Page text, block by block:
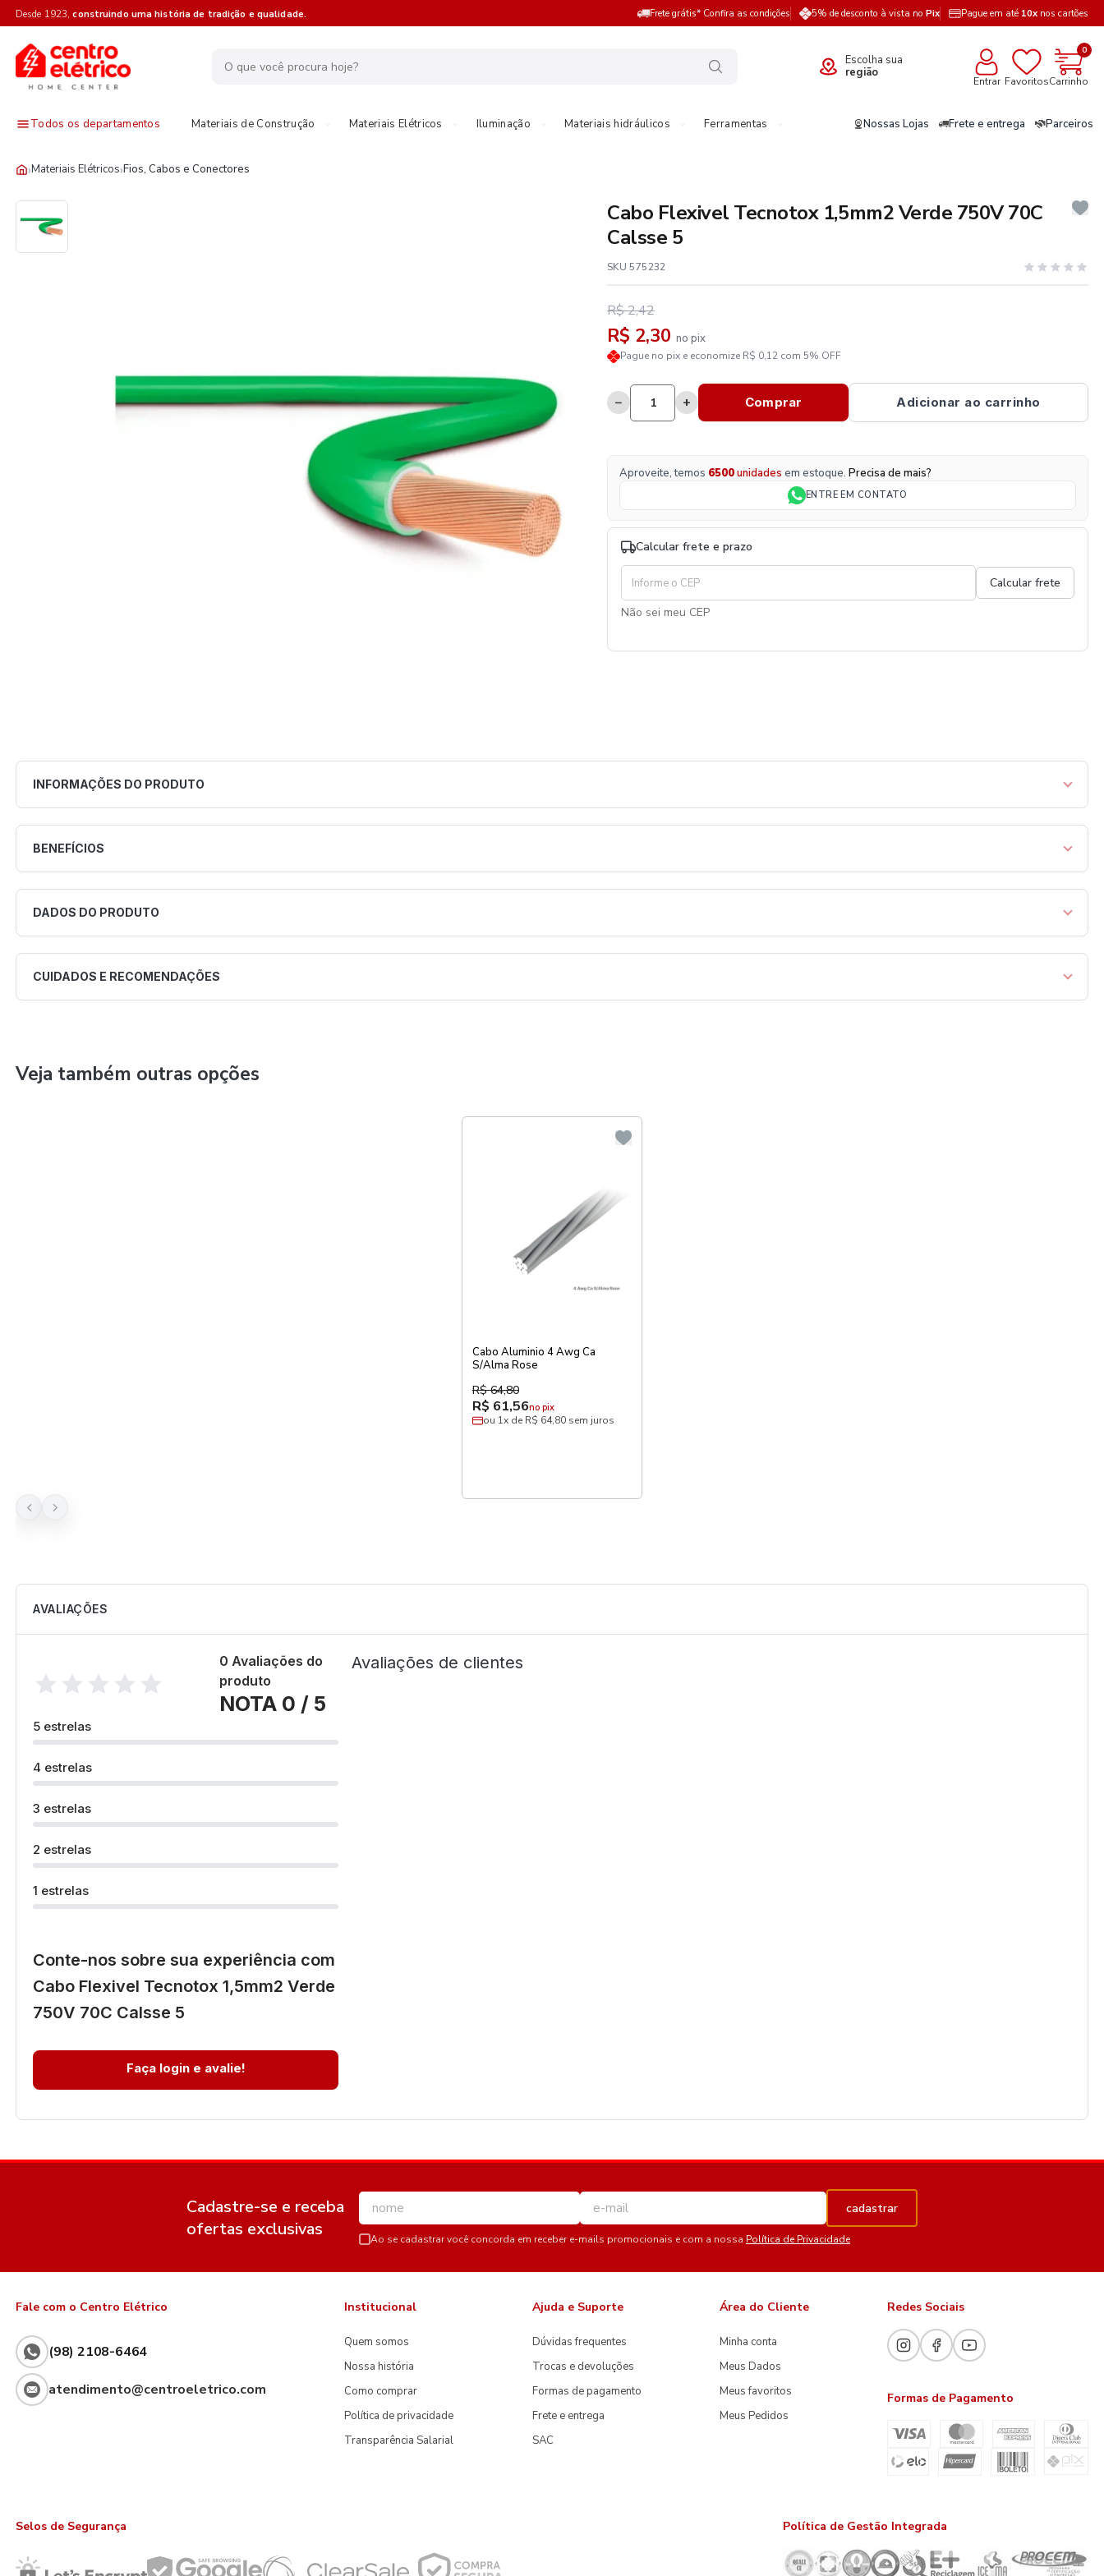
Desde 1923,construindo uma história de tradição e qualidade. Frete grátis* Confira as condições 5% de desconto à vista no Pix Pague em até 10x nos cartões
Escolha sua
região
Entrar Favoritos
0
Carrinho
Todos os departamentos Materiais de Construção Materiais Elétricos Iluminação Materiais hidráulicos Ferramentas Nossas Lojas Frete e entrega Parceiros
›Materiais Elétricos›Fios, Cabos e Conectores
Cabo Flexivel Tecnotox 1,5mm2 Verde 750V 70C
Calsse 5
SKU 575232
R$ 2,42
R$ 2,30 no pix
Pague no pix e economize R$ 0,12 com 5% OFF
− + Comprar Adicionar ao carrinho
Aproveite, temos 6500unidades em estoque. Precisa de mais?
ENTRE EM CONTATO
Calcular frete e prazo
Não sei meu CEP
INFORMAÇÕES DO PRODUTO
BENEFÍCIOS
DADOS DO PRODUTO
CUIDADOS E RECOMENDAÇÕES
Veja também outras opções
Cabo Aluminio 4 Awg Ca
S/Alma Rose
R$ 64,80
R$ 61,56no pix
ou 1x de R$ 64,80 sem juros
AVALIAÇÕES
0 Avaliações do
produto
NOTA 0 / 5
5 estrelas
4 estrelas
3 estrelas
2 estrelas
1 estrelas
Conte-nos sobre sua experiência com
Cabo Flexivel Tecnotox 1,5mm2 Verde
750V 70C Calsse 5
Faça login e avalie!
Avaliações de clientes
Cadastre-se e receba
ofertas exclusivas
cadastrar
Ao se cadastrar você concorda em receber e-mails promocionais e com a nossa Política de Privacidade
Fale com o Centro Elétrico
(98) 2108-6464
atendimento@centroeletrico.com
Institucional
Quem somos
Nossa história
Como comprar
Política de privacidade
Transparência Salarial
Ajuda e Suporte
Dúvidas frequentes
Trocas e devoluções
Formas de pagamento
Frete e entrega
SAC
Área do Cliente
Minha conta
Meus Dados
Meus favoritos
Meus Pedidos
Redes Sociais
Formas de Pagamento
Selos de Segurança Política de Gestão Integrada